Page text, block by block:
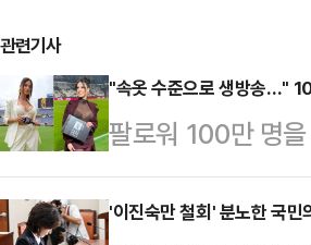
관련기사
"속옷 수준으로 생방송…"
팔로워 100만 명
나의 과한 노출 의
에 따르면 엘레오
'이진숙만 철회' 분노한 국